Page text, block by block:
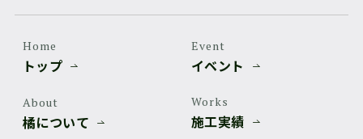
Home
トップ
About
橘について
Event
イベント
Works
施工実績